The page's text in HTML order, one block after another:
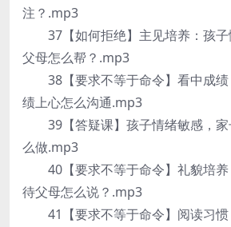
注？.mp3
37【如何拒绝】主见培养：孩子
父母怎么帮？.mp3
38【要求不等于命令】看中成绩
绩上心怎么沟通.mp3
39【答疑课】孩子情绪敏感，家
么做.mp3
40【要求不等于命令】礼貌培养
待父母怎么说？.mp3
41【要求不等于命令】阅读习惯